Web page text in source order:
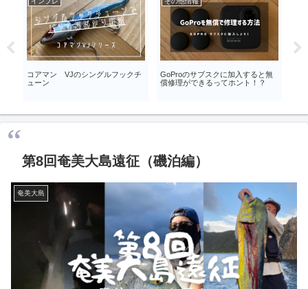
コアマン VJのシングルフックチ
ューン
GoProのサブスクに加入すると無
償修理ができるってホント！？
第8回奄美大島遠征（磯泊編）
奄美大島